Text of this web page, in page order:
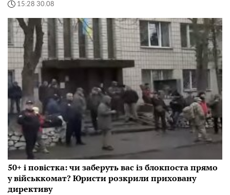
15:28 30.08
50+ і повістка: чи заберуть вас із блокпоста прямо
у військкомат? Юристи розкрили приховану
директиву